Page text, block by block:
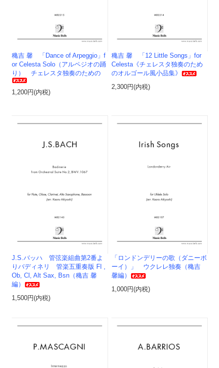
穐吉 馨 「Dance of Arpeggio」f
or Celesta Solo（アルペジオの踊
り） チェレスタ独奏のための
1,200円(内税)
穐吉 馨 「12 Little Songs」for
Celesta《チェレスタ独奏のため
のオルゴール風小品集》
2,300円(内税)
J.S.バッハ 管弦楽組曲第2番よ
りバディネリ 管楽五重奏版 Fl ,
Ob, Cl, Alt Sax, Bsn（穐吉 馨
編）
1,500円(内税)
「ロンドンデリーの歌（ダニーボ
ーイ）」 ウクレレ独奏（穐吉
馨編）
1,000円(内税)